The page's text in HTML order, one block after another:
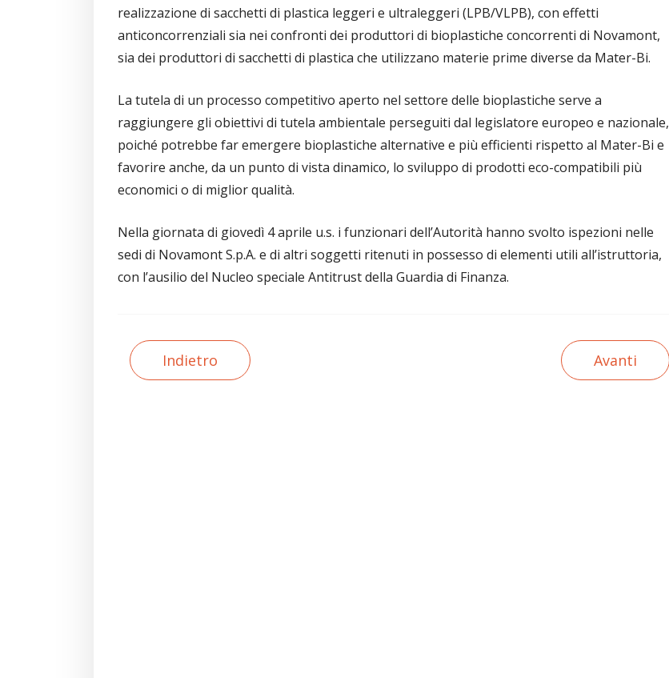
realizzazione di sacchetti di plastica leggeri e ultraleggeri (LPB/VLPB), con effetti
anticoncorrenziali sia nei confronti dei produttori di bioplastiche concorrenti di Novamont,
sia dei produttori di sacchetti di plastica che utilizzano materie prime diverse da Mater-Bi.
La tutela di un processo competitivo aperto nel settore delle bioplastiche serve a
raggiungere gli obiettivi di tutela ambientale perseguiti dal legislatore europeo e nazionale,
poiché potrebbe far emergere bioplastiche alternative e più efficienti rispetto al Mater-Bi e
favorire anche, da un punto di vista dinamico, lo sviluppo di prodotti eco-compatibili più
economici o di miglior qualità.
Nella giornata di giovedì 4 aprile u.s. i funzionari dell’Autorità hanno svolto ispezioni nelle
sedi di Novamont S.p.A. e di altri soggetti ritenuti in possesso di elementi utili all’istruttoria,
con l’ausilio del Nucleo speciale Antitrust della Guardia di Finanza.
Indietro Avanti